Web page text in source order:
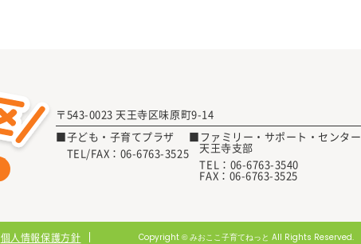
〒543-0023 天王寺区味原町9-14
■子ども・子育てプラザ
TEL/FAX： 06-6763-3525
■ファミリー・サポート・センター
天王寺支部
TEL： 06-6763-3540
FAX：06-6763-3525
個人情報保護方針 Copyright © みおここ子育てねっと All Rights Reserved.